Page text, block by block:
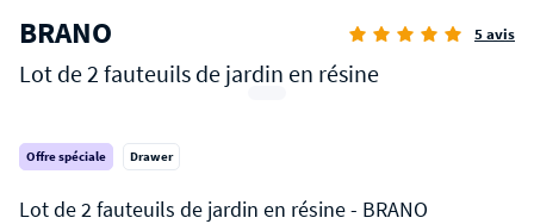
BRANO
Lot de 2 fauteuils de jardin en résine
5 avis
Offre spéciale Drawer